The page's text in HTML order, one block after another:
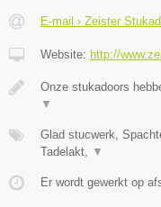
E-mail › Zeister
Website: http://
Onze stukadoors
▼
Glad stucwerk,
Tadelakt,
▼
Er wordt gewerkt op